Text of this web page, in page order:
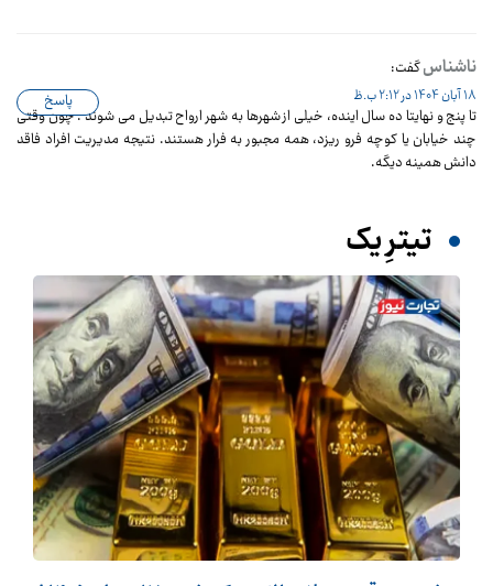
ناشناسگفت:
18 آبان 1404 در 2:12 ب.ظ
تا پنج و نهایتا ده سال اینده، خیلی از شهرها به شهر ارواح تبدیل می شوند . چون وقتی
چند خیابان یا کوچه فرو ریزد، همه مجبور به فرار هستند. نتیجه مدیریت افراد فاقد
دانش همینه دیگه.
پاسخ
تیترِ یک